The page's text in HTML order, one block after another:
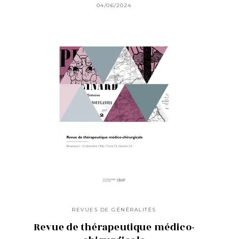
04/06/2024
REVUES DE GÉNÉRALITÉS
Revue de thérapeutique médico-